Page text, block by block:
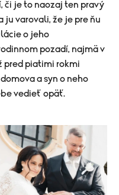
či je to naozaj ten pravý
ju varovali, že je pre ňu
o jeho
pozadí, najmä v
pred piatimi rokmi
a syn o neho
vedieť opäť.